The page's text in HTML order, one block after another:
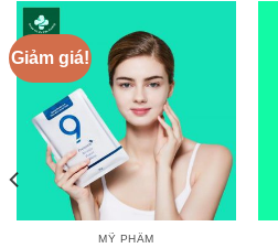
Giảm giá!
MỸ PHẨM